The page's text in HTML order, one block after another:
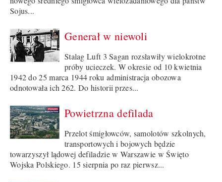
Sojus...
Generał w niewoli
Stalag Luft 3 Sagan rozsławiły wielokrotne
próby ucieczek. W okresie od 10 kwietnia
1942 do 25 marca 1944 roku administracja obozowa
odnotowała ich 262. Do historii przes...
Powietrzna defilada
Przelot śmigłowców, samolotów szkolnych,
transportowych i bojowych będzie
towarzyszył lądowej defiladzie w Warszawie w Święto
Wojska Polskiego. 15 sierpnia po raz pierwsz...